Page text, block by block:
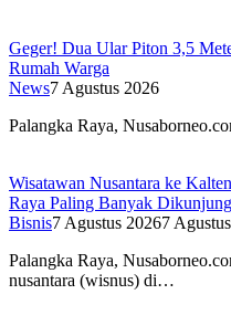
Geger! Dua Ular Piton 3,5
Rumah Warga
News7 Agustus 2026
Palangka Raya,
Wisatawan Nusantara ke
Raya Paling Banyak
Bisnis7 Agustus 20267
Palangka Raya,
nusantara (wisnus) di…